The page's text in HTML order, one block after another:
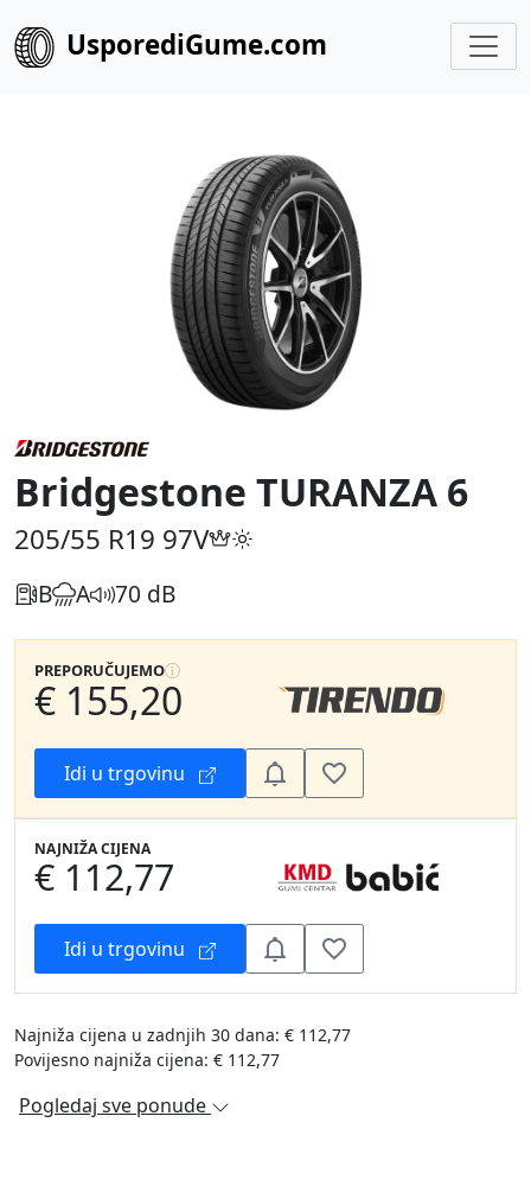
UsporediGume.com
Bridgestone TURANZA 6
205/55 R19 97V
B A 70 dB
PREPORUČUJEMO
€ 155,20
Idi u trgovinu
NAJNIŽA CIJENA
€ 112,77
Idi u trgovinu
Najniža cijena u zadnjih 30 dana: € 112,77
Povijesno najniža cijena: € 112,77
Pogledaj sve ponude